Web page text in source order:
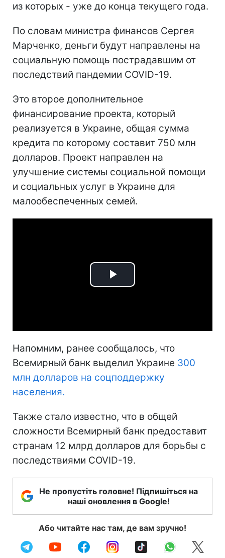
из которых - уже до конца текущего года.
По словам министра финансов Сергея
Марченко, деньги будут направлены на
социальную помощь пострадавшим от
последствий пандемии COVID-19.
Это второе дополнительное
финансирование проекта, который
реализуется в Украине, общая сумма
кредита по которому составит 750 млн
долларов. Проект направлен на
улучшение системы социальной помощи
и социальных услуг в Украине для
малообеспеченных семей.
Play
Напомним, ранее сообщалось, что
Всемирный банк выделил Украине 300
млн долларов на соцподдержку
населения.
Также стало известно, что в общей
сложности Всемирный банк предоставит
странам 12 млрд долларов для борьбы с
последствиями COVID-19.
Не пропустіть головне! Підпишіться на
наші оновлення в Google!
Або читайте нас там, де вам зручно!